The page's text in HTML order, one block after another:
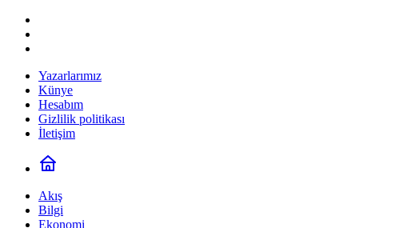
Yazarlarımız
Künye
Hesabım
Gizlilik politikası
İletişim
Akış
Bilgi
Ekonomi